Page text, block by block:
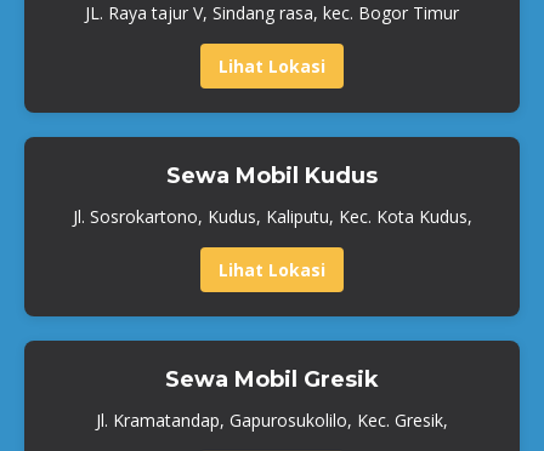
JL. Raya tajur V, Sindang rasa, kec. Bogor Timur
Lihat Lokasi
Sewa Mobil Kudus
Jl. Sosrokartono, Kudus, Kaliputu, Kec. Kota Kudus,
Lihat Lokasi
Sewa Mobil Gresik
Jl. Kramatandap, Gapurosukolilo, Kec. Gresik,